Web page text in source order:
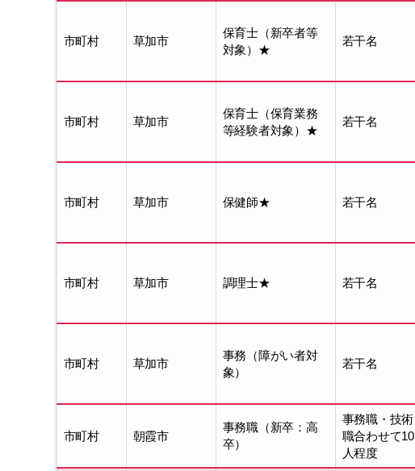
市町村 草加市
保育士（新卒者等
対象）★
若干名
市町村 草加市
保育士（保育業務
等経験者対象）★
若干名
市町村 草加市 保健師★ 若干名
市町村 草加市 調理士★ 若干名
市町村 草加市
事務（障がい者対
象）
若干名
市町村 朝霞市
事務職（新卒：高
卒）
事務職・技術
職合わせて10
人程度